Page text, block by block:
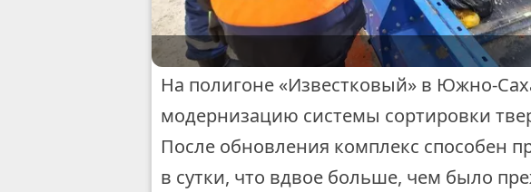
На полигоне «Известковый» в Южно-
модернизацию системы сортировки
После обновления комплекс способен
в сутки, что вдвое больше, чем было